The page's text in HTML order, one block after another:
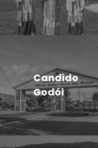
Candido
Godói